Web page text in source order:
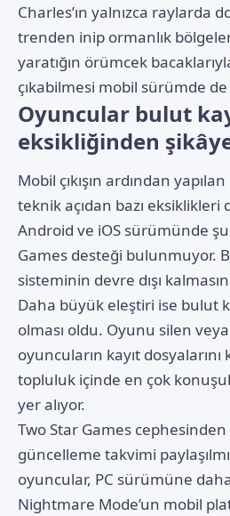
Charles’ın yalnızca raylarda
trenden inip ormanlık
yaratığın örümcek
çıkabilmesi mobil sürümde
Oyuncular bulut
eksikliğinden
Mobil çıkışın ardından
teknik açıdan bazı eksiklikleri
Android ve iOS sürümünde
Games desteği bulunmuyor.
sisteminin devre dışı
Daha büyük eleştiri ise bulut
olması oldu. Oyunu silen
oyuncuların kayıt
topluluk içinde en çok
yer alıyor.
Two Star Games
güncelleme takvimi
oyuncular, PC sürümüne
Nightmare Mode’un mobil